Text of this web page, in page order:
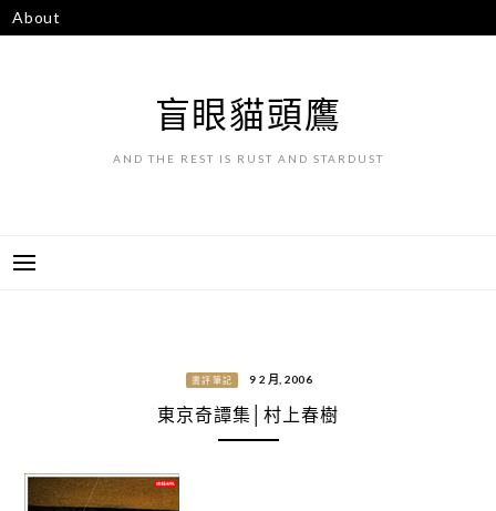
跳
至
About
盲眼貓頭鷹
AND THE REST IS RUST AND STARDUST
書評筆記 9 2 月, 2006
東京奇譚集│村上春樹